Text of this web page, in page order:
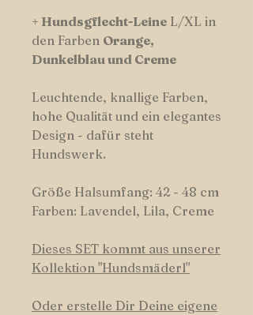
+ Hundsgflecht-Leine L/XL in
den Farben Orange,
Dunkelblau und Creme
Leuchtende, knallige Farben,
hohe Qualität und ein elegantes
Design - dafür steht
Hundswerk.
Größe Halsumfang: 42 - 48 cm
Farben: Lavendel, Lila, Creme
Dieses SET kommt aus unserer
Kollektion "Hundsmäderl"
Oder erstelle Dir Deine eigene